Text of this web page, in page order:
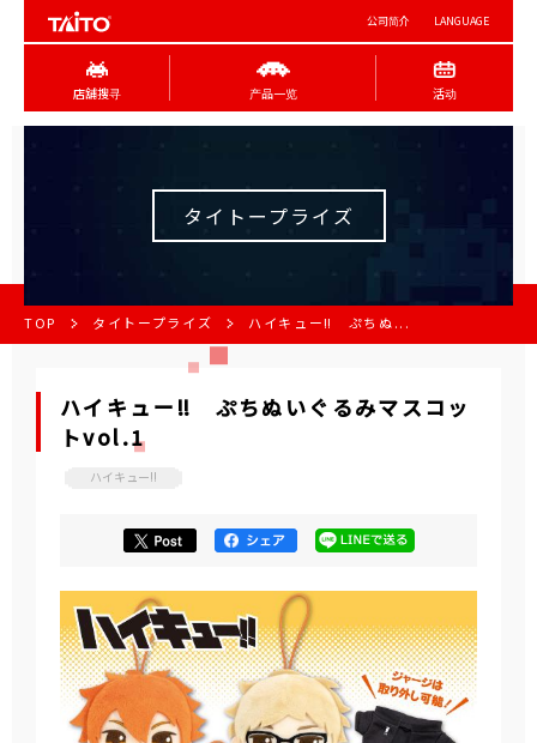
公司简介 LANGUAGE
店舖搜寻 产品一览 活动
タイトープライズ
TOP タイトープライズ ハイキュー‼ ぷちぬ...
ハイキュー‼ ぷちぬいぐるみマスコッ
トvol.1
ハイキュー!!